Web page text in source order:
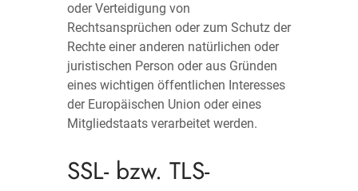
oder Verteidigung von
Rechtsansprüchen oder zum Schutz der
Rechte einer anderen natürlichen oder
juristischen Person oder aus Gründen
eines wichtigen öffentlichen Interesses
der Europäischen Union oder eines
Mitgliedstaats verarbeitet werden.
SSL- bzw. TLS-